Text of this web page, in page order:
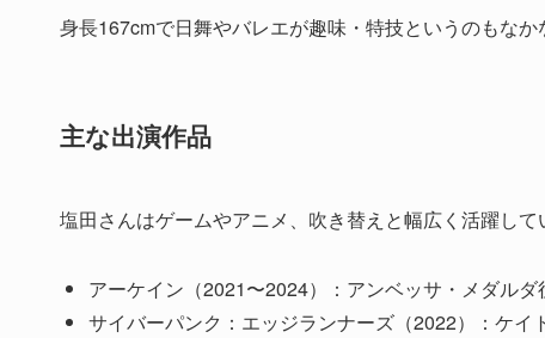
身長167cmで日舞やバレエが趣味・特技というのもなか
主な出演作品
塩田さんはゲームやアニメ、吹き替えと幅広く活躍して
アーケイン（2021〜2024）：アンベッサ・メダルダ
サイバーパンク：エッジランナーズ（2022）：ケイ